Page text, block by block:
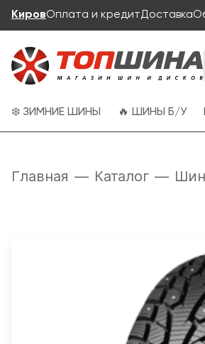
КировОплата и кредитДоставка
❄️ ЗИМНИЕ ШИНЫ 🔥 ШИНЫ Б/У
Главная — Каталог —